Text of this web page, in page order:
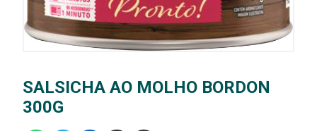
SALSICHA AO MOLHO BORDON
300G